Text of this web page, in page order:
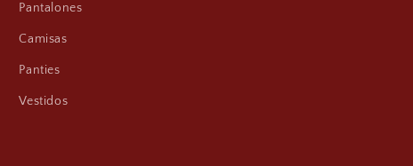
Pantalones
Camisas
Panties
Vestidos